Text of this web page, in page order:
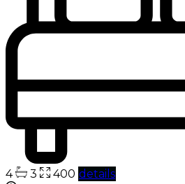
4 3 400 details